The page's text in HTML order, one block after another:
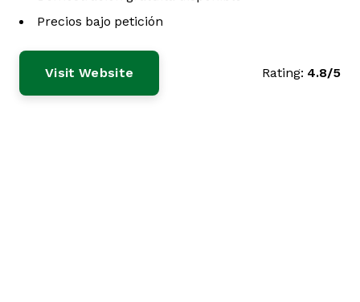
Precios bajo petición
Visit Website Rating: 4.8/5